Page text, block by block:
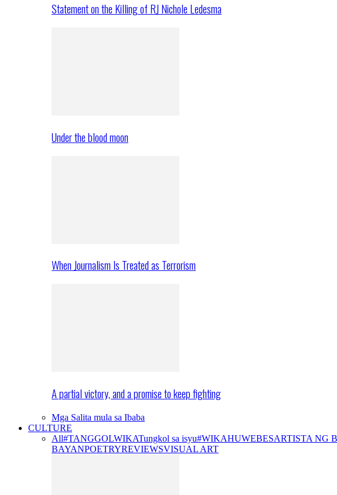
Statement on the Killing of RJ Nichole Ledesma
Under the blood moon
When Journalism Is Treated as Terrorism
A partial victory, and a promise to keep fighting
Mga Salita mula sa Ibaba
CULTURE
All#TANGGOLWIKATungkol sa isyu#WIKAHUWEBESARTISTA NG
BAYANPOETRYREVIEWSVISUAL ART